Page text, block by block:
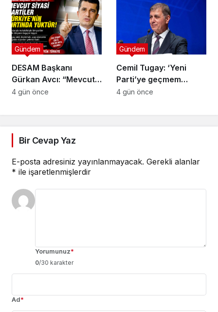
kırmızı çizgimizdir’
DESAM Başkanı
Gürkan Avcı: “Mevcut
Siyasi Partiler
Gündem
4 gün önce
Cemil Tugay: ‘Yeni
Parti’ye geçmem
mümkün değil, sıkıntılı
Gündem
4 gün önce
Bir Cevap Yaz
E-posta adresiniz yayınlanmayacak. Gerekli alanlar
* ile işaretlenmişlerdir
Yorumunuz*
0/30 karakter
Ad*